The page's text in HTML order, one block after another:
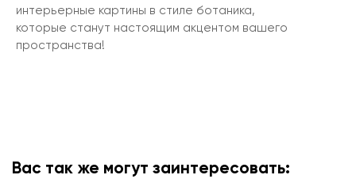
интерьерные картины в стиле ботаника,
которые станут настоящим акцентом вашего
пространства!
Вас так же могут заинтересовать: